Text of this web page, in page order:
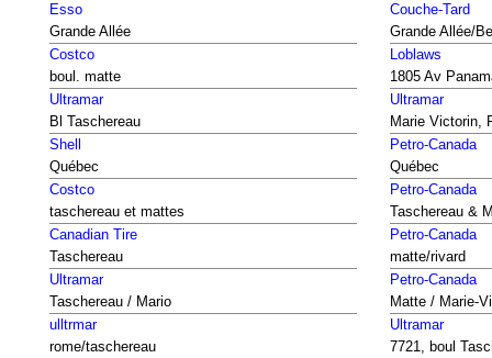
Esso
Grande Allée
Couche-Tard
Grande Allée/
Costco
boul. matte
Loblaws
1805 Av
Ultramar
Bl Taschereau
Ultramar
Marie Victorin,
Shell
Québec
Petro-Canada
Québec
Costco
taschereau et mattes
Petro-Canada
Taschereau &
Canadian Tire
Taschereau
Petro-Canada
matte/rivard
Ultramar
Taschereau / Mario
Petro-Canada
Matte / Marie-
ulltrmar
rome/taschereau
Ultramar
7721, boul